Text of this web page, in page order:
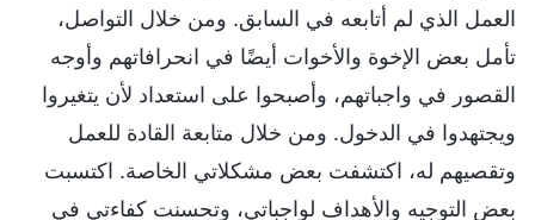
العمل الذي لم أتابعه في السابق. ومن خلال التواصل،
تأمل بعض الإخوة والأخوات أيضًا في انحرافاتهم وأوجه
القصور في واجباتهم، وأصبحوا على استعداد لأن يتغيروا
ويجتهدوا في الدخول. ومن خلال متابعة القادة للعمل
وتقصيهم له، اكتشفت بعض مشكلاتي الخاصة. اكتسبت
بعض التوجيه والأهداف لواجباتي، وتحسنت كفاءتي في